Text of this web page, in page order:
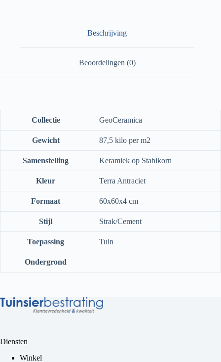
Beschrijving
Beoordelingen (0)
Collectie GeoCeramica
Gewicht 87,5 kilo per m2
Samenstelling Keramiek op Stabikorn
Kleur Terra Antraciet
Formaat 60x60x4 cm
Stijl Strak/Cement
Toepassing Tuin
Ondergrond
Diensten
Winkel